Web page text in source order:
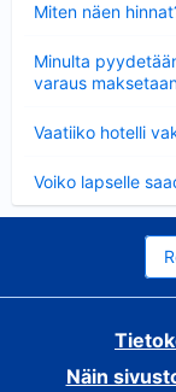
Miten näen
Minulta
varaus
Vaatiiko hotelli
Voiko lapselle
Näin